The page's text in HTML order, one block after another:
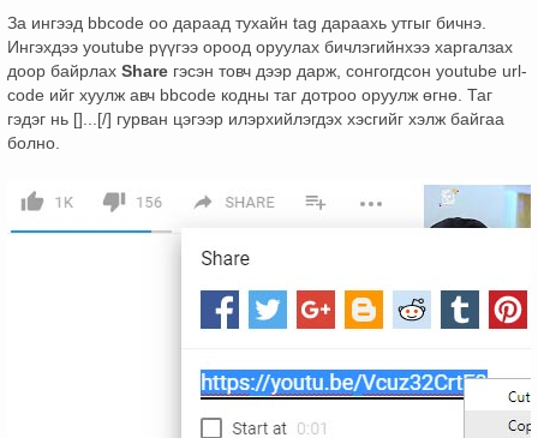
За ингээд bbcode оо дараад тухайн tag дараахь утгыг бичнэ.
Ингэхдээ youtube рүүгээ ороод оруулах бичлэгийнхээ харгалзах
доор байрлах Share гэсэн товч дээр дарж, сонгогдсон youtube url-
code ийг хуулж авч bbcode кодны таг дотроо оруулж өгнө. Таг
гэдэг нь []...[/] гурван цэгээр илэрхийлэгдэх хэсгийг хэлж байгаа
болно.